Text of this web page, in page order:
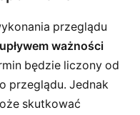
przeglądu
ważności
będzie liczony od
przeglądu. Jednak
skutkować